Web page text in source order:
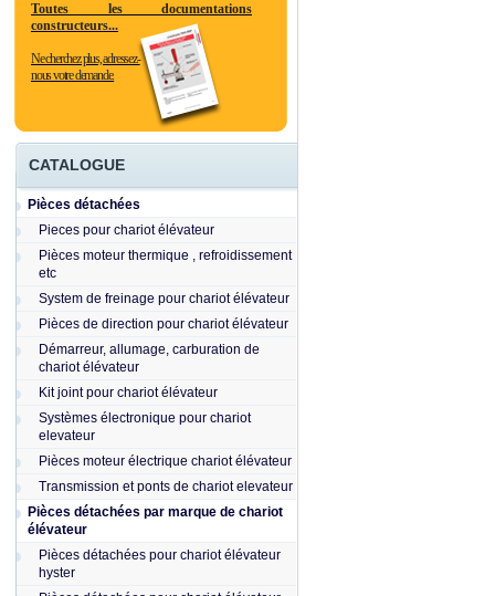
Toutes les documentations
constructeurs...
Ne cherchez plus, adressez-
nous votre demande.
CATALOGUE
Pièces détachées
Pieces pour chariot élévateur
Pièces moteur thermique , refroidissement
etc
System de freinage pour chariot élévateur
Pièces de direction pour chariot élévateur
Démarreur, allumage, carburation de
chariot élévateur
Kit joint pour chariot élévateur
Systèmes électronique pour chariot
elevateur
Pièces moteur électrique chariot élévateur
Transmission et ponts de chariot elevateur
Pièces détachées par marque de chariot
élévateur
Pièces détachées pour chariot élévateur
hyster